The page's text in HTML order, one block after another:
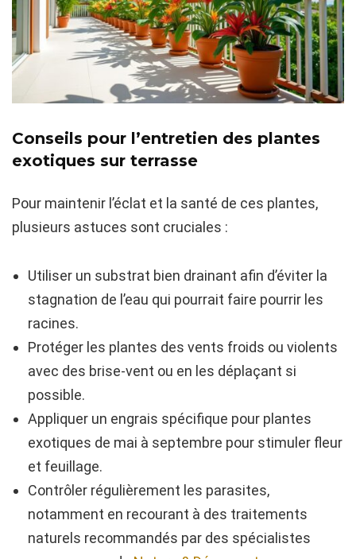
Conseils pour l’entretien des plantes
exotiques sur terrasse
Pour maintenir l’éclat et la santé de ces plantes,
plusieurs astuces sont cruciales :
Utiliser un substrat bien drainant afin d’éviter la
stagnation de l’eau qui pourrait faire pourrir les
racines.
Protéger les plantes des vents froids ou violents
avec des brise-vent ou en les déplaçant si
possible.
Appliquer un engrais spécifique pour plantes
exotiques de mai à septembre pour stimuler fleur
et feuillage.
Contrôler régulièrement les parasites,
notamment en recourant à des traitements
naturels recommandés par des spécialistes